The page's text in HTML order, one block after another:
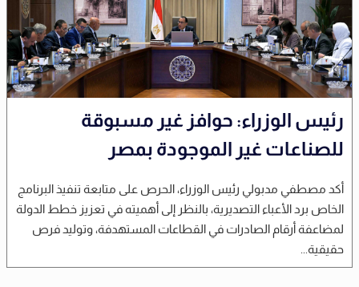
رئيس الوزراء: حوافز غير مسبوقة
للصناعات غير الموجودة بمصر
أكد مصطفي مدبولي رئيس الوزراء، الحرص على متابعة تنفيذ البرنامج
الخاص برد الأعباء التصديرية، بالنظر إلى أهميته في تعزيز خطط الدولة
لمضاعفة أرقام الصادرات في القطاعات المستهدفة، وتوليد فرص
حقيقية...